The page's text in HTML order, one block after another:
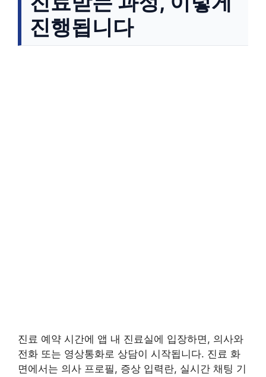
진행됩니다
진료 예약 시간에 앱 내 진료실에 입장하면, 의사와
전화 또는 영상통화로 상담이 시작됩니다. 진료 화
면에서는 의사 프로필, 증상 입력란, 실시간 채팅 기